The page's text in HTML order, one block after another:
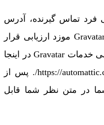
تماس گیرنده، آدرس
ایمیل ارسالی توسط سرویس Gravatar موزد ارزیابی قرار
می گیرد. سیاست حریم خصوصی خدمات Gravatar در اینجا
در دسترس است: https://automattic.com/privacy/. پس از
در متن نظر شما قابل